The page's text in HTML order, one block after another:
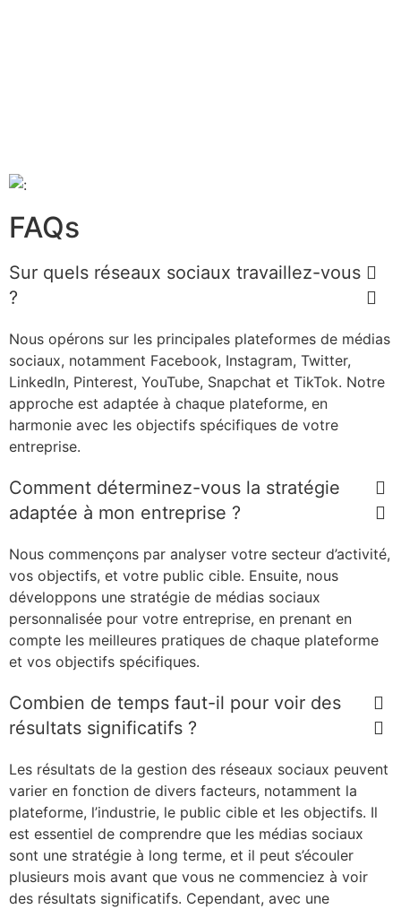
FAQs
Sur quels réseaux sociaux travaillez-vous
?
Nous opérons sur les principales plateformes de médias
sociaux, notamment Facebook, Instagram, Twitter,
LinkedIn, Pinterest, YouTube, Snapchat et TikTok. Notre
approche est adaptée à chaque plateforme, en
harmonie avec les objectifs spécifiques de votre
entreprise.
Comment déterminez-vous la stratégie
adaptée à mon entreprise ?
Nous commençons par analyser votre secteur d’activité,
vos objectifs, et votre public cible. Ensuite, nous
développons une stratégie de médias sociaux
personnalisée pour votre entreprise, en prenant en
compte les meilleures pratiques de chaque plateforme
et vos objectifs spécifiques.
Combien de temps faut-il pour voir des
résultats significatifs ?
Les résultats de la gestion des réseaux sociaux peuvent
varier en fonction de divers facteurs, notamment la
plateforme, l’industrie, le public cible et les objectifs. Il
est essentiel de comprendre que les médias sociaux
sont une stratégie à long terme, et il peut s’écouler
plusieurs mois avant que vous ne commenciez à voir
des résultats significatifs. Cependant, avec une